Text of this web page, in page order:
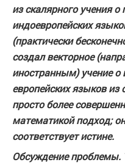
из скалярного учения о
индоевропейских
(практически
создал векторное
иностранным) учение о
европейских языков из
просто более
математикой подход;
соответствует истине.
Обсуждение проблемы.